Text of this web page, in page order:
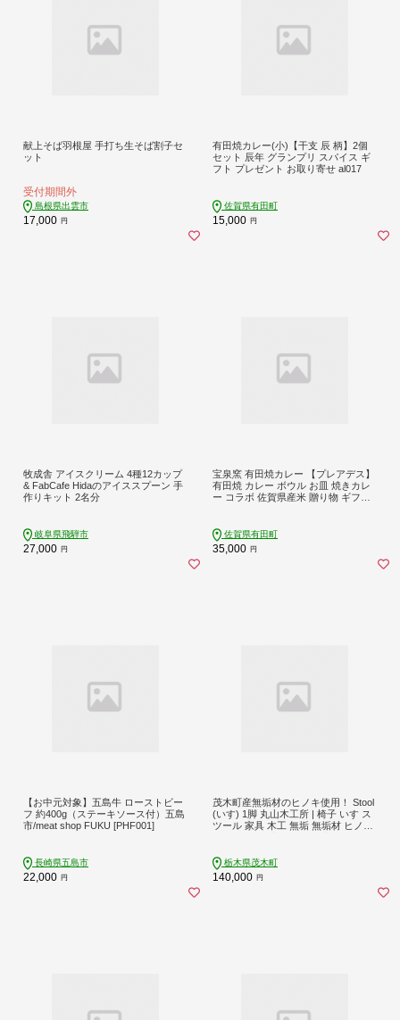
献上そば羽根屋 手打ち生そば割子セ
ット
受付期間外
島根県出雲市
17,000 円
有田焼カレー(小)【干支 辰 柄】2個
セット 辰年 グランプリ スパイス ギ
フト プレゼント お取り寄せ al017
佐賀県有田町
15,000 円
牧成舎 アイスクリーム 4種12カップ
& FabCafe Hidaのアイススプーン 手
作りキット 2名分
岐阜県飛騨市
27,000 円
宝泉窯 有田焼カレー 【プレアデス】
有田焼 カレー ボウル お皿 焼きカレ
ー コラボ 佐賀県産米 贈り物 ギフト
佐賀県有田町
35,000 円
【お中元対象】五島牛 ローストビー
フ 約400g（ステーキソース付）五島
市/meat shop FUKU [PHF001]
長崎県五島市
22,000 円
茂木町産無垢材のヒノキ使用！ Stool
(いす) 1脚 丸山木工所 | 椅子 いす ス
ツール 家具 木工 無垢 無垢材 ヒノキ
栃木県茂木町
140,000 円